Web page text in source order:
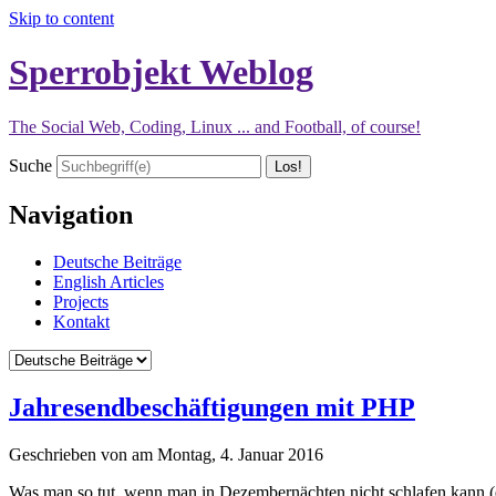
Skip to content
Sperrobjekt Weblog
The Social Web, Coding, Linux ... and Football, of course!
Suche
Navigation
Deutsche Beiträge
English Articles
Projects
Kontakt
Jahresendbeschäftigungen mit PHP
Geschrieben von am Montag, 4. Januar 2016
Was man so tut, wenn man in Dezembernächten nicht schlafen kann